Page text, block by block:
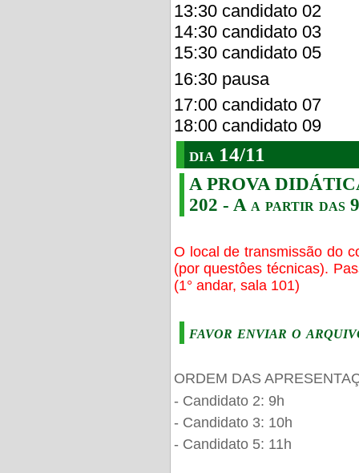
13:30 candidato 02
14:30 candidato 03
15:30 candidato 05
16:30 pausa
17:00 candidato 07
18:00 candidato 09
dia 14/11
A PROVA
202 - A a partir das
O local de transmissão do
(por questôes técnicas).
(1° andar, sala 101)
favor enviar o
ORDEM DAS
- Candidato 2: 9h
- Candidato 3: 10h
- Candidato 5: 11h